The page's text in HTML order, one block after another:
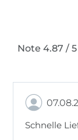
dass ich
Note 4.87 /
Schnelle